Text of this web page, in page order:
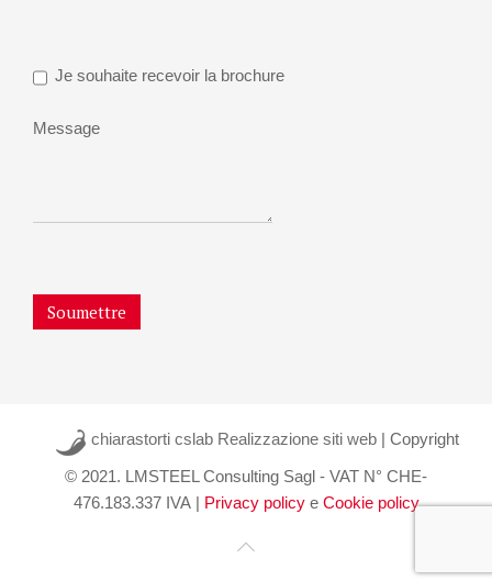
Je souhaite recevoir la brochure
Message
Soumettre
chiarastorti cslab Realizzazione siti web| Copyright
© 2021. LMSTEEL Consulting Sagl - VAT N° CHE-
476.183.337 IVA | Privacy policye Cookie policy